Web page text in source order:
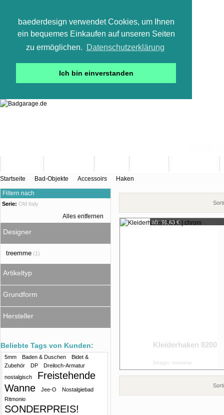
baederdesign verwendet Cookies, um Ihnen
ein bequemes Einkaufen auf unseren Seiten
zu ermöglichen.
Datenschutzerklärung
Ich bin einverstanden
Startseite Bad-Objekte Accessoirs Haken
ab: 91,63 €
Kleiderhaken 8200
Design: treemme
Filtern nach
Serie: Old Italy
Alles entfernen
Designer
treemme (1)
Artikeltyp
Grundform
Hersteller
Beliebte Tags von Kunden:
5mm Baden & Duschen
Bidet &
Zubehör
DP
Dreiloch-Armatur
nostalgisch
Freistehende
Wanne
Jee-O
Nostalgiebad
Ritmonio
SONDERPREIS!